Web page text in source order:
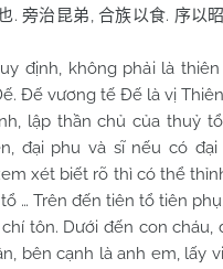
.旁治昆弟, 合族以食. 序以
không phải là thiên
Đế vương tế Đế là vị
lập thần chủ của thuỷ
đại phu và sĩ nếu có đại
xét biết rõ thì có thể
… Trên đến tiên tổ tiên
tôn. Dưới đến con cháu,
bên cạnh là anh em, lấy